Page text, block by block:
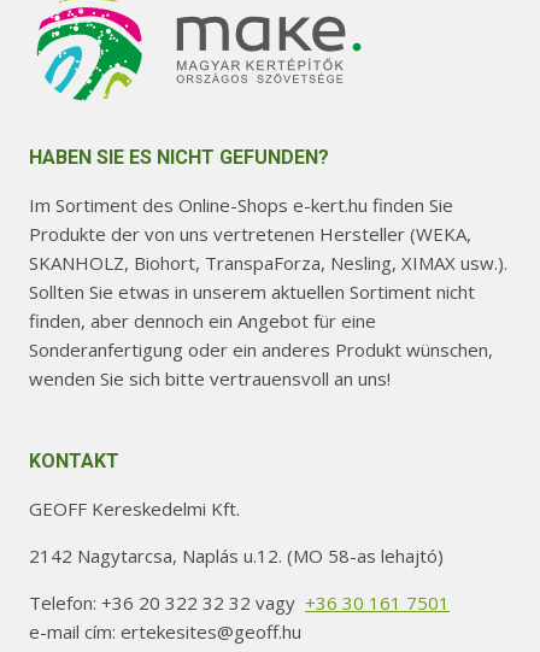
HABEN SIE ES NICHT GEFUNDEN?
Im Sortiment des Online-Shops e-kert.hu finden Sie
Produkte der von uns vertretenen Hersteller (WEKA,
SKANHOLZ, Biohort, TranspaForza, Nesling, XIMAX usw.).
Sollten Sie etwas in unserem aktuellen Sortiment nicht
finden, aber dennoch ein Angebot für eine
Sonderanfertigung oder ein anderes Produkt wünschen,
wenden Sie sich bitte vertrauensvoll an uns!
KONTAKT
GEOFF Kereskedelmi Kft.
2142 Nagytarcsa, Naplás u.12. (MO 58-as lehajtó)
Telefon: +36 20 322 32 32 vagy +36 30 161 7501
e-mail cím: ertekesites@geoff.hu